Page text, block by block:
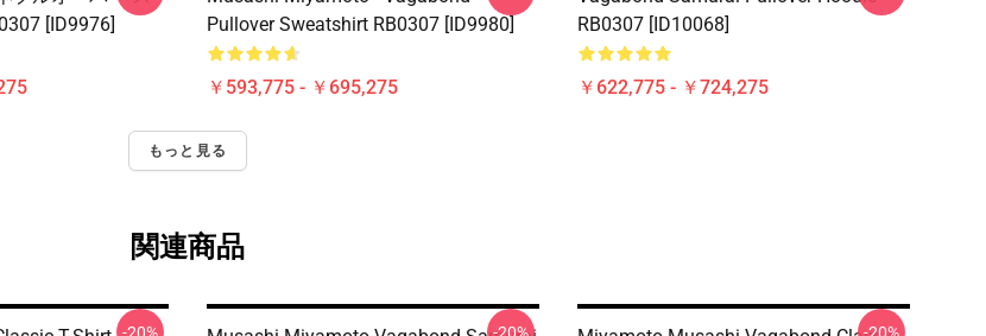
[ID9976]
Pullover Sweatshirt RB0307 [ID9980]
￥593,775 - ￥695,275
RB0307 [ID10068]
￥622,775 - ￥724,275
もっと見る
関連商品